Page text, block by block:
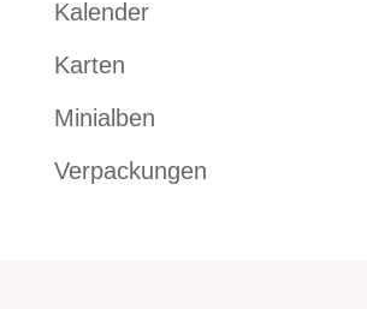
Kalender
Karten
Minialben
Verpackungen